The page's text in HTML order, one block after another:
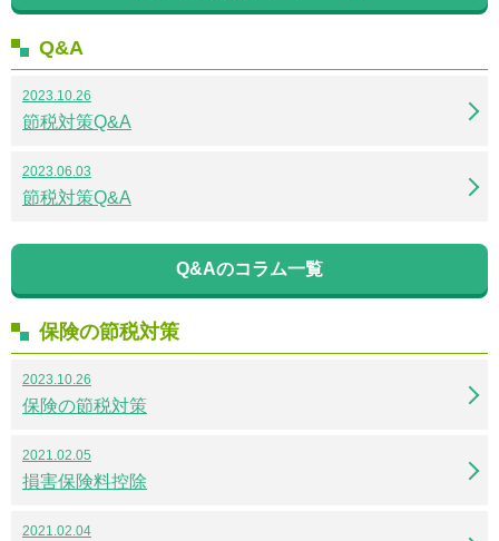
Q&A
2023.10.26
節税対策Q&A
2023.06.03
節税対策Q&A
Q&Aのコラム一覧
保険の節税対策
2023.10.26
保険の節税対策
2021.02.05
損害保険料控除
2021.02.04